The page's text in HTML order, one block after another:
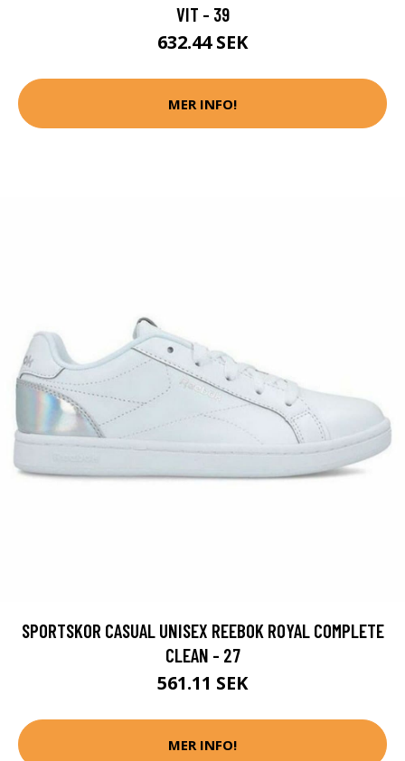
VIT - 39
632.44 SEK
MER INFO!
SPORTSKOR CASUAL UNISEX REEBOK ROYAL COMPLETE
CLEAN - 27
561.11 SEK
MER INFO!